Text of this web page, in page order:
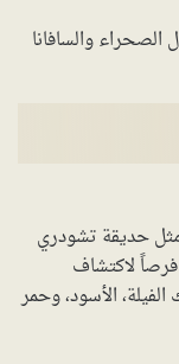
مثل حديقة تشودري
لاكتشاف
الفيلة، الأسود، وحمر